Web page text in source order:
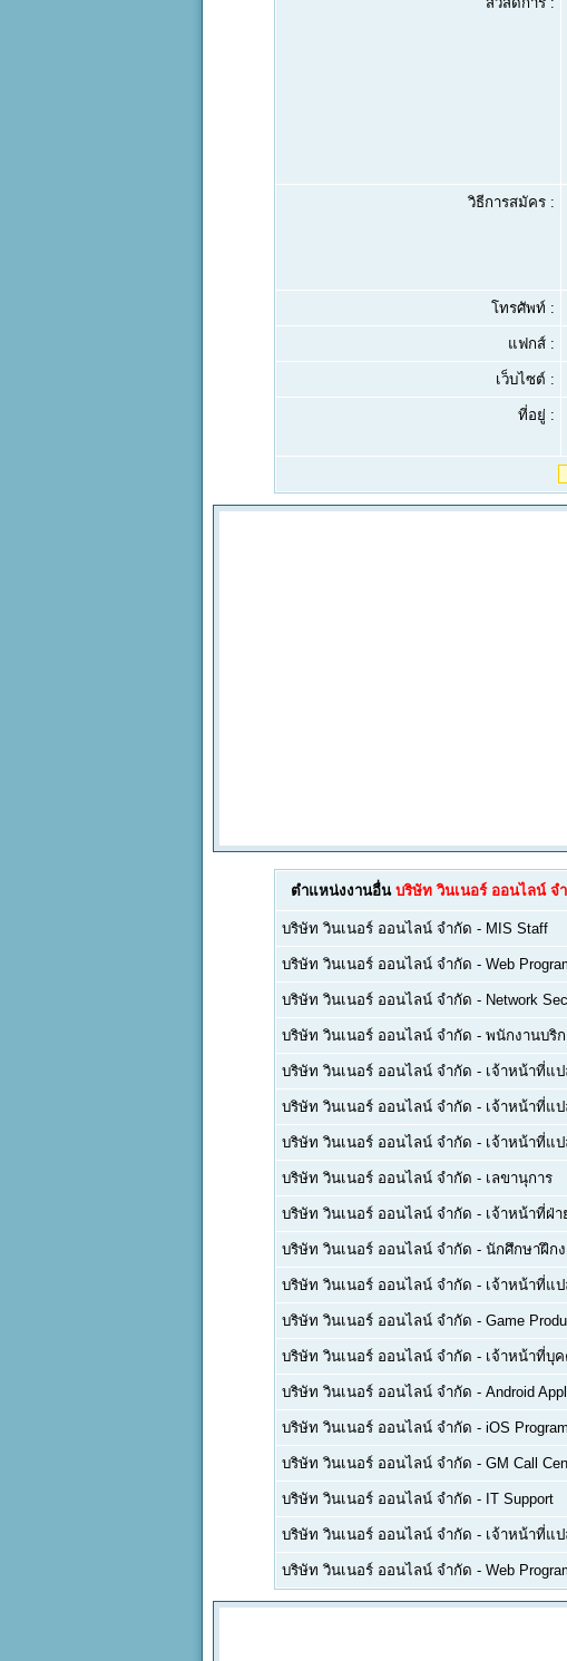
วิธีการสมัคร :
โทรศัพท์ :
แฟกส์ :
เว็บไซต์ :
ที่อยู่ :
ตำแหน่งงานอื่น บริษัท วินเนอร์ ออนไลน์ จ
บริษัท วินเนอร์ ออนไลน์ จำกัด - MIS Staff
บริษัท วินเนอร์ ออนไลน์ จำกัด - Web
บริษัท วินเนอร์ ออนไลน์ จำกัด - Network
บริษัท วินเนอร์ ออนไลน์ จำกัด - พนักงานบริก
บริษัท วินเนอร์ ออนไลน์ จำกัด - เจ้าหน้าที่แ
บริษัท วินเนอร์ ออนไลน์ จำกัด - เจ้าหน้าที่แ
บริษัท วินเนอร์ ออนไลน์ จำกัด - เจ้าหน้าที่แป
บริษัท วินเนอร์ ออนไลน์ จำกัด - เลขานุการ
บริษัท วินเนอร์ ออนไลน์ จำกัด - เจ้าหน้าที่ฝ่
บริษัท วินเนอร์ ออนไลน์ จำกัด - นักศึกษาฝึก
บริษัท วินเนอร์ ออนไลน์ จำกัด - เจ้าหน้าที่แ
บริษัท วินเนอร์ ออนไลน์ จำกัด - Game
บริษัท วินเนอร์ ออนไลน์ จำกัด - เจ้าหน้าที่บุ
บริษัท วินเนอร์ ออนไลน์ จำกัด - Android
บริษัท วินเนอร์ ออนไลน์ จำกัด - iOS
บริษัท วินเนอร์ ออนไลน์ จำกัด - GM Call
บริษัท วินเนอร์ ออนไลน์ จำกัด - IT Support
บริษัท วินเนอร์ ออนไลน์ จำกัด - เจ้าหน้าที่แ
บริษัท วินเนอร์ ออนไลน์ จำกัด - Web